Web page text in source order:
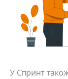
У Спринт